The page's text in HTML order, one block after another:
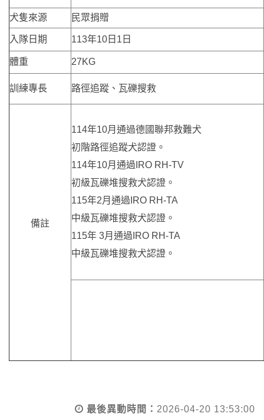
犬隻來源 民眾捐贈
入隊日期 113年10日1日
體重 27KG
訓練專長 路徑追蹤、瓦礫搜救
備註
114年10月通過德國聯邦救難犬
初階路徑追蹤犬認證。
114年10月通過IRO RH-TV
初級瓦礫堆搜救犬認證。
115年2月通過IRO RH-TA
中級瓦礫堆搜救犬認證。
115年 3月通過IRO RH-TA
中級瓦礫堆搜救犬認證。
最後異動時間： 2026-04-20 13:53:00